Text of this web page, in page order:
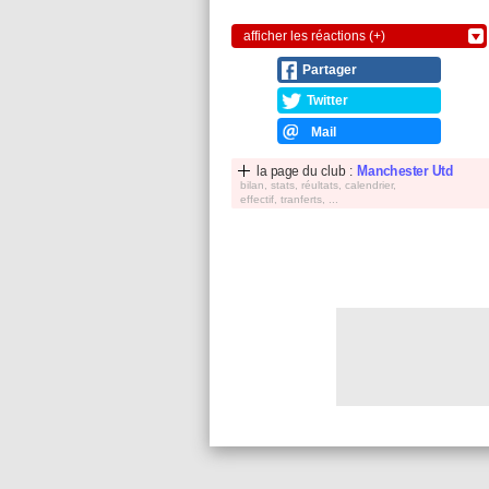
afficher les réactions (+)
Partager
Twitter
Mail
la page du club : Manchester Utd
bilan, stats, réultats, calendrier,
effectif, tranferts, ...